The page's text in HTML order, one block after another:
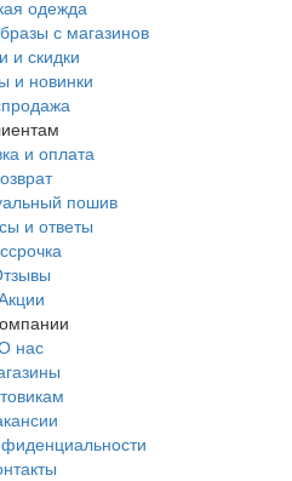
одежда
с магазинов
и скидки
и новинки
и оплата
пошив
и ответы
нас